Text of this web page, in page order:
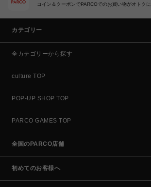
コイン＆クーポンでPARCOでのお買い物がオトクに
カテゴリー
全カテゴリーから探す
culture TOP
POP-UP SHOP TOP
PARCO GAMES TOP
全国のPARCO店舗
初めてのお客様へ